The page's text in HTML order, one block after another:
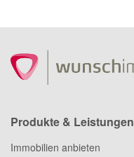
Produkte & Leistungen
Immobilien anbieten